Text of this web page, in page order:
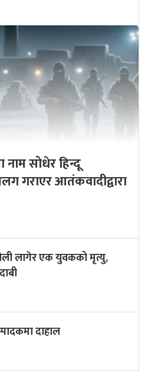
सोधेर हिन्दू
गराएर आतंकवादीद्वारा
लागेर एक युवकको मृत्यु,
दाहाल